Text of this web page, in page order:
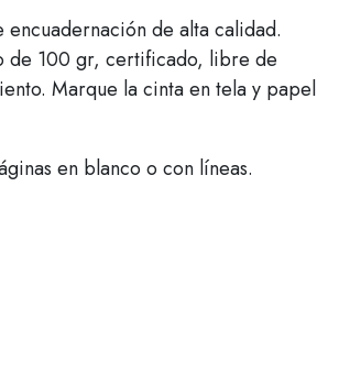
de alta calidad.
de 100 gr, certificado, libre de
Marque la cinta en tela y papel
en blanco o con líneas.